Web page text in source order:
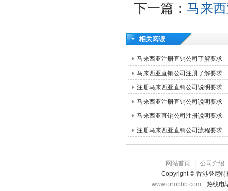
下一篇： 马来
相关阅读
马来西亚注册直销公司了解要求
马来西亚直销公司注册了解要求
注册马来西亚直销公司说明要求
马来西亚注册直销公司说明要求
马来西亚直销公司注册说明要求
注册马来西亚直销公司流程要求
网站首页
公司介绍
Copyright © 香港登尼特
www.onobbb.com
热线电